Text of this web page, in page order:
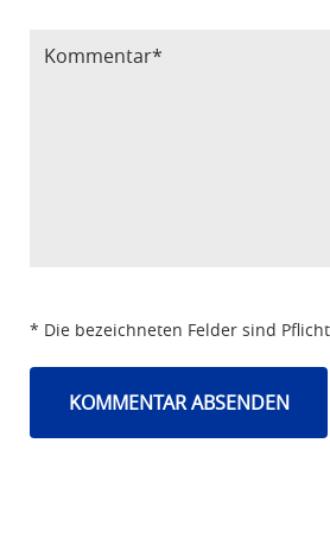
* Die bezeichneten Felder sind